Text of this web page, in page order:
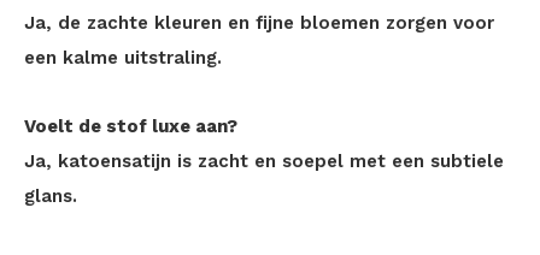
Ja, de zachte kleuren en fijne bloemen zorgen voor
een kalme uitstraling.
Voelt de stof luxe aan?
Ja, katoensatijn is zacht en soepel met een subtiele
glans.